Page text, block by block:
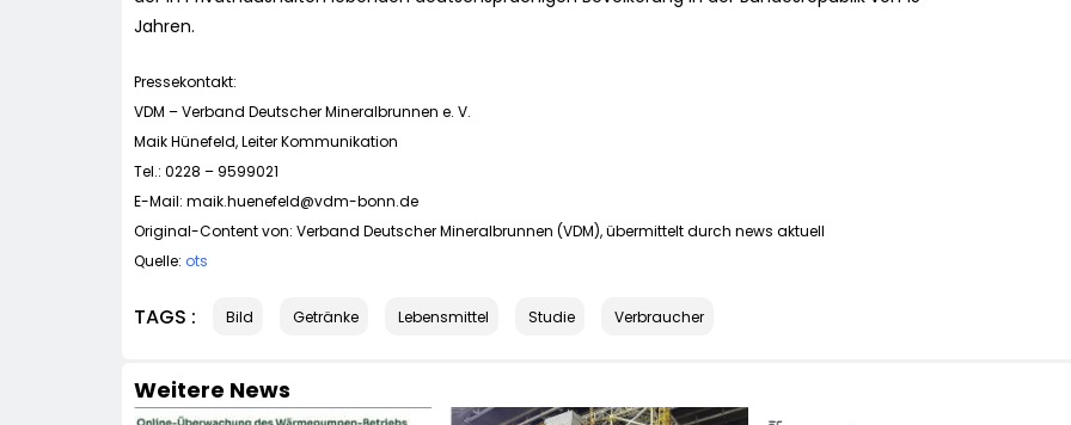
Jahren.
Pressekontakt:
VDM – Verband Deutscher Mineralbrunnen e. V.
Maik Hünefeld, Leiter Kommunikation
Tel.: 0228 – 9599021
E-Mail: maik.huenefeld@vdm-bonn.de
Original-Content von: Verband Deutscher Mineralbrunnen (VDM), übermittelt durch news aktuell
Quelle: ots
TAGS : Bild Getränke Lebensmittel Studie Verbraucher
Weitere News